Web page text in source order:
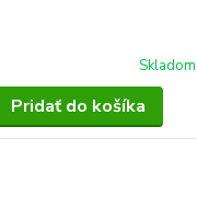
Skladom
Pridať do košíka